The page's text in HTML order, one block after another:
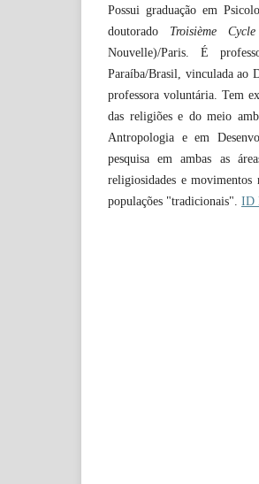
Possui graduação em
doutorado Troisième Cycle
Nouvelle)/Paris. É
Paraíba/Brasil, vinculada ao
professora voluntária. Tem
das religiões e do meio
Antropologia e em
pesquisa em ambas as
religiosidades e
populações "tradicionais". ID